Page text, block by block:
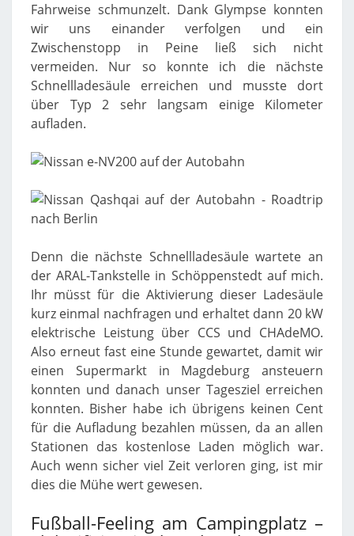
Fahrweise schmunzelt. Dank Glympse konnten
wir uns einander verfolgen und ein
Zwischenstopp in Peine ließ sich nicht
vermeiden. Nur so konnte ich die nächste
Schnellladesäule erreichen und musste dort
über Typ 2 sehr langsam einige Kilometer
aufladen.
Denn die nächste Schnellladesäule wartete an
der ARAL-Tankstelle in Schöppenstedt auf mich.
Ihr müsst für die Aktivierung dieser Ladesäule
kurz einmal nachfragen und erhaltet dann 20 kW
elektrische Leistung über CCS und CHAdeMO.
Also erneut fast eine Stunde gewartet, damit wir
einen Supermarkt in Magdeburg ansteuern
konnten und danach unser Tagesziel erreichen
konnten. Bisher habe ich übrigens keinen Cent
für die Aufladung bezahlen müssen, da an allen
Stationen das kostenlose Laden möglich war.
Auch wenn sicher viel Zeit verloren ging, ist mir
dies die Mühe wert gewesen.
Fußball-Feeling am Campingplatz –